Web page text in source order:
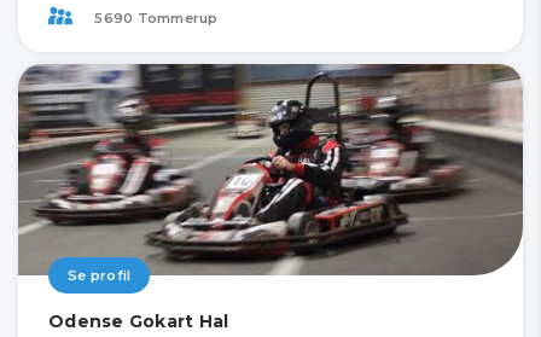
5690 Tommerup
Se profil
Odense Gokart Hal